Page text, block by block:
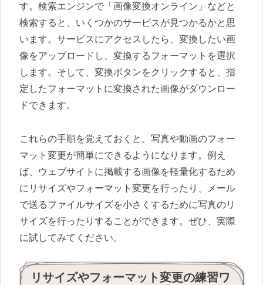
す。検索エンジンで「画像変換オンライン」などと
検索すると、いくつかのサービスが見つかるかと思
います。サービスにアクセスしたら、変換したい画
像をアップロードし、変換するフォーマットを選択
します。そして、変換ボタンをクリックすると、指
定したフォーマットに変換された画像がダウンロー
ドできます。
これらの手順を覚えておくと、写真や動画のフォー
マット変更が簡単にできるようになります。例え
ば、ウェブサイトに掲載する画像を軽量化するため
にリサイズやフォーマット変更を行ったり、メール
で送るファイルサイズを小さくするために写真のリ
サイズを行ったりすることができます。ぜひ、実際
に試してみてください。
リサイズやフォーマット変更の練習ワ